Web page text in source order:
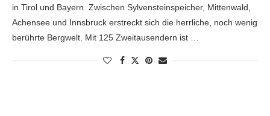
in Tirol und Bayern. Zwischen Sylvensteinspeicher, Mittenwald,
Achensee und Innsbruck erstreckt sich die herrliche, noch wenig
berührte Bergwelt. Mit 125 Zweitausendern ist …